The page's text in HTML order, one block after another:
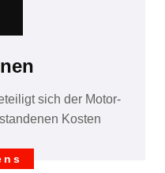
sich der Motor-
Kosten